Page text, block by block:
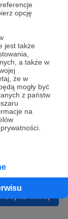
opcję
jest także
a także w
że w
mogły być
z państw
na
oraz
w celu
może zostać
dalej